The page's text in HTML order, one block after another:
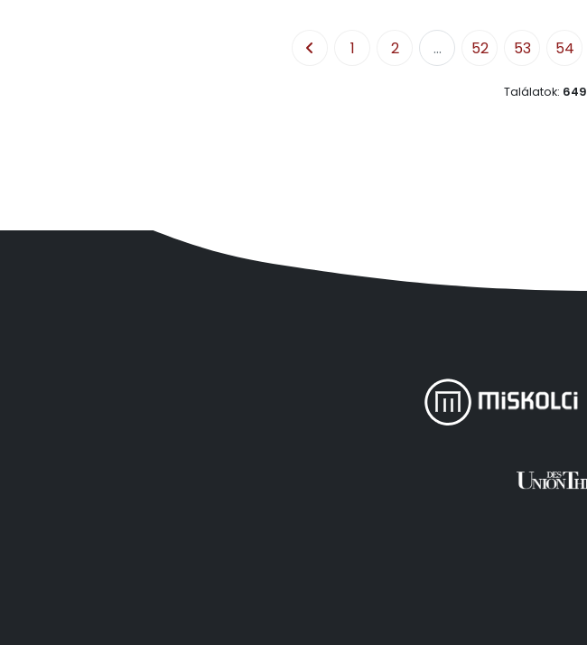
1 2 ... 52 53 54
Találatok: 649